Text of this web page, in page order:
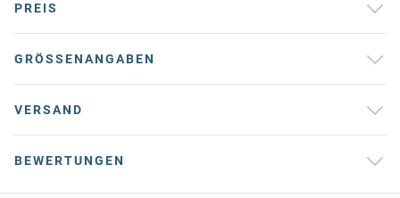
PREIS
GRÖSSENANGABEN
VERSAND
BEWERTUNGEN